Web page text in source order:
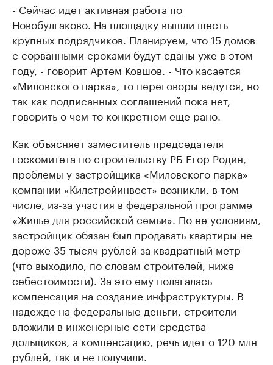
- Сейчас идет активная работа по
Новобулгаково. На площадку вышли шесть
крупных подрядчиков. Планируем, что 15 домов
с сорванными сроками будут сданы уже в этом
году, - говорит Артем Ковшов. - Что касается
«Миловского парка», то переговоры ведутся, но
так как подписанных соглашений пока нет,
говорить о чем-то конкретном еще рано.
Как объясняет заместитель председателя
госкомитета по строительству РБ Егор Родин,
проблемы у застройщика «Миловского парка»
компании «Килстройинвест» возникли, в том
числе, из-за участия в федеральной программе
«Жилье для российской семьи». По ее условиям,
застройщик обязан был продавать квартиры не
дороже 35 тысяч рублей за квадратный метр
(что выходило, по словам строителей, ниже
себестоимости). За это ему полагалась
компенсация на создание инфраструктуры. В
надежде на федеральные деньги, строители
вложили в инженерные сети средства
дольщиков, а компенсацию, речь идет о 120 млн
рублей, так и не получили.